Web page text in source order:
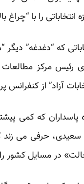
انتخاباتی را با “چراغ
که “دغدغه”
رئیس مرکز
آزاد” از کنفرانس پراگ که در
پاسداران که کمی
حرفی می زند
در مسایل کشور را